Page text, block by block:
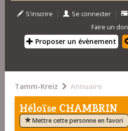
S'inscrire | Se connecter |
Faire un don
Proposer un évènement
Tamm-Kreiz Annuaire
Héloïse CHAMBRIN
Mettre cette personne en favori